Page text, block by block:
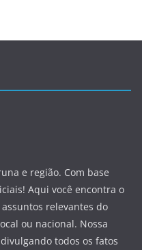
e região. Com base
Aqui você encontra o
relevantes do
ou nacional. Nossa
todos os fatos